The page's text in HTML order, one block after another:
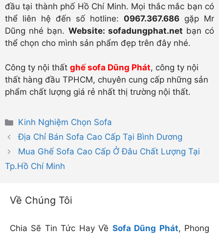
đầu tại thành phố Hồ Chí Minh. Mọi thắc mắc bạn có
thể liên hệ đến số hotline: 0967.367.686 gặp Mr
Dũng nhé bạn. Website: sofadungphat.net bạn có
thể chọn cho mình sản phẩm đẹp trên đây nhé.
Công ty nội thất ghế sofa Dũng Phát, công ty nội
thất hàng đầu TPHCM, chuyên cung cấp những sản
phẩm chất lượng giá rẻ nhất thị trường nội thất.
Danh
mục
Kinh Nghiệm Chọn Sofa
Địa Chỉ Bán Sofa Cao Cấp Tại Bình Dương
Mua Ghế Sofa Cao Cấp Ở Đâu Chất Lượng Tại
Tp.Hồ Chí Minh
Về Chúng Tôi
Chia Sẽ Tin Tức Hay Về Sofa Dũng Phát, Phong